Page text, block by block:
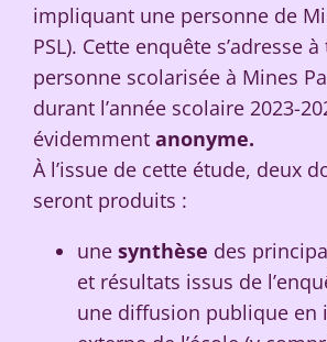
impliquant une personne de
PSL). Cette enquête s’adresse
personne scolarisée à Mines
durant l’année scolaire 2023-
évidemmentanonyme.
À l’issue de cette étude, deux
seront produits :
unesynthèse des
et résultats issus de
une diffusion publique en